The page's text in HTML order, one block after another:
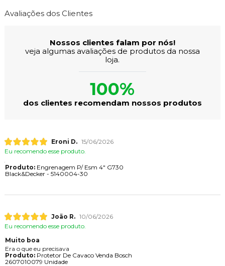
Avaliações dos Clientes
Nossos clientes falam por nós!
veja algumas avaliações de produtos da nossa
loja.
100%
dos clientes recomendam nossos produtos
Eroni D. 15/06/2026
Eu recomendo esse produto.
Produto:Engrenagem P/ Esm 4" G730
Black&Decker - 5140004-30
João R. 10/06/2026
Eu recomendo esse produto.
Muito boa
Era o que eu precisava
Produto:Protetor De Cavaco Venda Bosch
2607010079 Unidade